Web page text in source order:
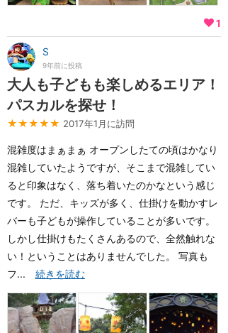
1
S
9年前に投稿
大人も子どもも楽しめるエリア！
パスカルを探せ！
★★★★★ 2017年1月に訪問
混雑度はまぁまぁ オープンしたての頃はかなり
混雑していたようですが、そこまで混雑してい
ると印象はなく、落ち着いたのかなという感じ
です。 ただ、キッズが多く、仕掛けを動かすレ
バーも子どもが操作していることが多いです。
しかし仕掛けもたくさんあるので、全然触れな
い！ということはありませんでした。 写真も
フ... 続きを読む